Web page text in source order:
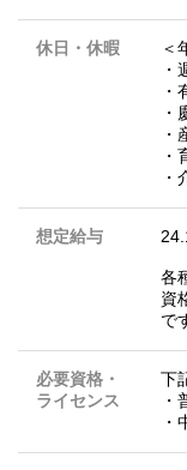
休日・休暇
＜
・
・
・
・
・
想定給与
各
資
で
必要資格・
ライセンス
下
・
・